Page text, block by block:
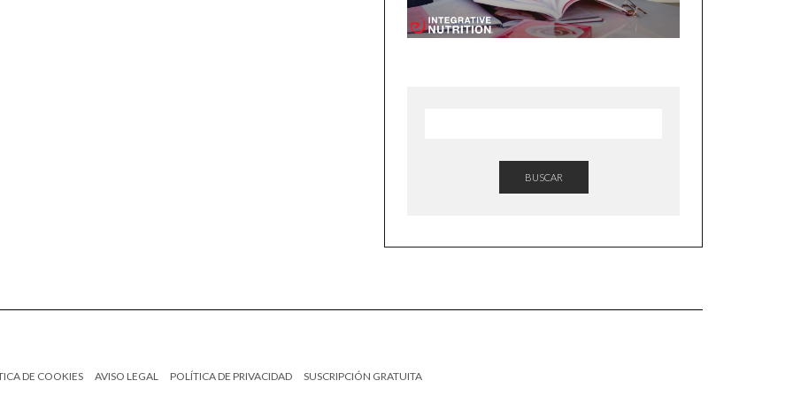
BUSCAR
DE COOKIES AVISO LEGAL POLÍTICA DE PRIVACIDAD SUSCRIPCIÓN GRATUITA